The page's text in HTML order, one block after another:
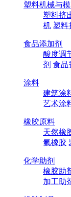
塑料机械与
塑料挤
机 塑料
食品添加剂
酸度调
剂 食品
涂料
建筑涂
艺术涂
橡胶原料
天然橡
氟橡胶
化学助剂
橡胶助
加工助